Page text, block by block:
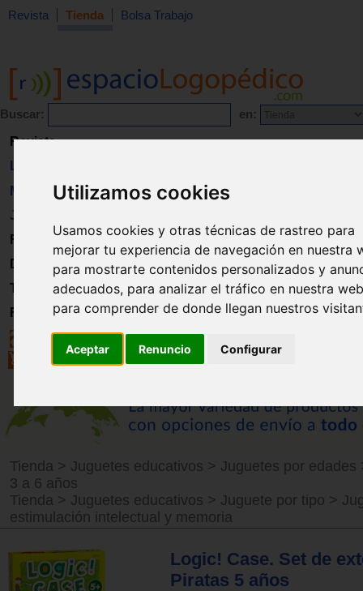
Utilizamos cookies
Usamos cookies y otras técnicas de rastreo para
mejorar tu experiencia de navegación en nuestra
para mostrarte contenidos personalizados y
adecuados, para analizar el tráfico en nuestra
para comprender de donde llegan nuestros
Aceptar Renuncio Configurar
Revista Tienda Bolsa Trabajo
Buscar: en:
Revista
Libros
Material
Juguetes
Formación
Directorio
Trabajo
Registro
Tienda > Juguetes educativos > Juguetes por edades
3 a 6 años
Tienda > Juguetes educativos > Juguete por tipo >
estimulación intelectual y memoria
Logic! Case. Set de
Piratas 5 años